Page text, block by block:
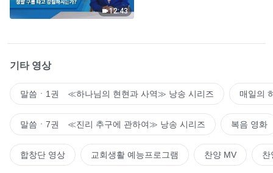
12:43
기타 영상
말씀ㆍ1권 ≪하나님의 현현과 사역≫ 낭송 시리즈 매일의
말씀ㆍ7권 ≪진리 추구에 관하여≫ 낭송 시리즈 복음 영화
합창단 영상 교회생활 예능프로그램 찬양 MV 찬